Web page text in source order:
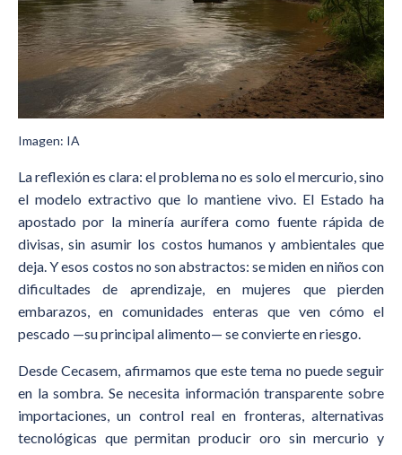
Imagen: IA
La reflexión es clara: el problema no es solo el mercurio, sino
el modelo extractivo que lo mantiene vivo. El Estado ha
apostado por la minería aurífera como fuente rápida de
divisas, sin asumir los costos humanos y ambientales que
deja. Y esos costos no son abstractos: se miden en niños con
dificultades de aprendizaje, en mujeres que pierden
embarazos, en comunidades enteras que ven cómo el
pescado —su principal alimento— se convierte en riesgo.
Desde Cecasem, afirmamos que este tema no puede seguir
en la sombra. Se necesita información transparente sobre
importaciones, un control real en fronteras, alternativas
tecnológicas que permitan producir oro sin mercurio y